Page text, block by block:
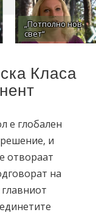
„Потполно нов
свет“
Класа
е глобален
и
отвораат
на